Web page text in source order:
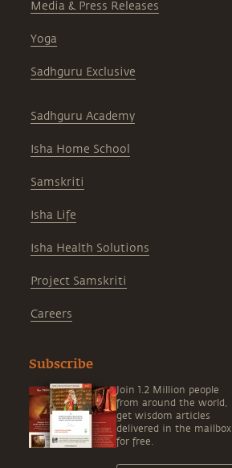
Media & Press Releases
Yoga
Sadhguru Exclusive
Sadhguru Academy
Isha Home School
Samskriti
Isha Life
Isha Health Solutions
Project Samskriti
Careers
Subscribe
Join 1.2 Million people
from around the world,
get wisdom articles
delivered in the mailbox
for free.